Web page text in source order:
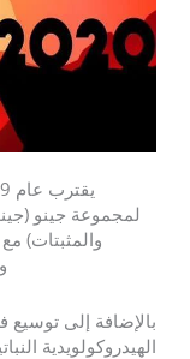
لمجموعة جينو
والمثبتات)
بالإضافة إلى توسيع
الهيدروكولويدية